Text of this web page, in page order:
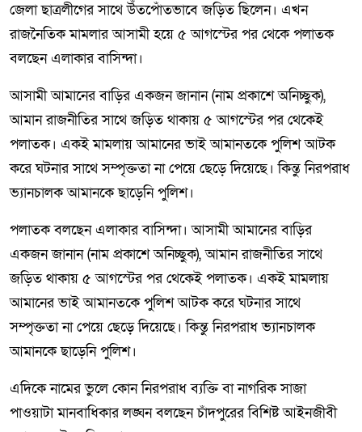
জেলা ছাত্রলীগের সাথে উঁতপোঁতভাবে জড়িত ছিলেন। এখন
রাজনৈতিক মামলার আসামী হয়ে ৫ আগস্টের পর থেকে পলাতক
বলছেন এলাকার বাসিন্দা।
আসামী আমানের বাড়ির একজন জানান (নাম প্রকাশে অনিচ্ছুক),
আমান রাজনীতির সাথে জড়িত থাকায় ৫ আগস্টের পর থেকেই
পলাতক। একই মামলায় আমানের ভাই আমানতকে পুলিশ আটক
করে ঘটনার সাথে সম্পৃক্ততা না পেয়ে ছেড়ে দিয়েছে। কিন্তু নিরপরাধ
ভ্যানচালক আমানকে ছাড়েনি পুলিশ।
পলাতক বলছেন এলাকার বাসিন্দা। আসামী আমানের বাড়ির
একজন জানান (নাম প্রকাশে অনিচ্ছুক), আমান রাজনীতির সাথে
জড়িত থাকায় ৫ আগস্টের পর থেকেই পলাতক। একই মামলায়
আমানের ভাই আমানতকে পুলিশ আটক করে ঘটনার সাথে
সম্পৃক্ততা না পেয়ে ছেড়ে দিয়েছে। কিন্তু নিরপরাধ ভ্যানচালক
আমানকে ছাড়েনি পুলিশ।
এদিকে নামের ভুলে কোন নিরপরাধ ব্যক্তি বা নাগরিক সাজা
পাওয়াটা মানবাধিকার লঙ্ঘন বলছেন চাঁদপুরের বিশিষ্ট আইনজীবী